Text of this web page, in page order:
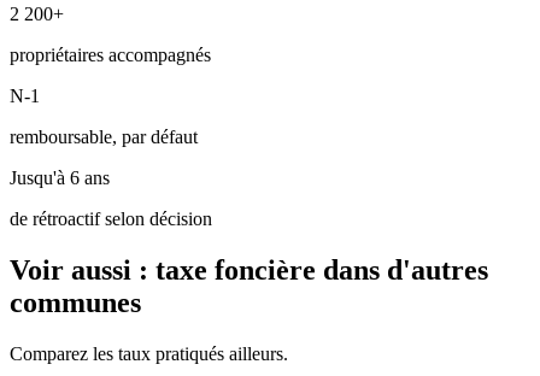
2 200+
propriétaires accompagnés
N-1
remboursable, par défaut
Jusqu'à 6 ans
de rétroactif selon décision
Voir aussi : taxe foncière dans d'autres
communes
Comparez les taux pratiqués ailleurs.